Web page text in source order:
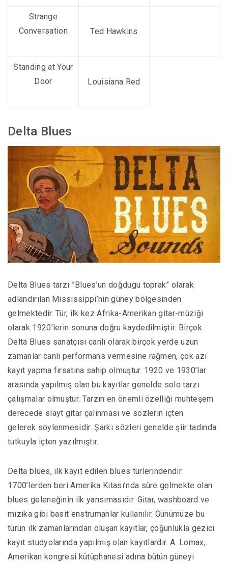
Strange
Conversation
Ted Hawkins
Standing at Your
Door
Louisiana Red
Delta Blues
Delta Blues tarzı ”Blues’un doğdugu toprak” olarak
adlandırılan Mississippi’nin güney bölgesinden
gelmektedir. Tür, ilk kez Afrika-Amerikan gitar-müziği
olarak 1920’lerin sonuna doğru kaydedilmiştir. Birçok
Delta Blues sanatçısı canlı olarak birçok yerde uzun
zamanlar canlı performans vermesine rağmen, çok azı
kayıt yapma fırsatına sahip olmuştur. 1920 ve 1930’lar
arasında yapılmış olan bu kayıtlar genelde solo tarzı
çalışmalar olmuştur. Tarzın en önemli özelliği muhteşem
derecede slayt gitar çalınması ve sözlerin içten
gelerek söylenmesidir. Şarkı sözleri genelde şiir tadında
tutkuyla içten yazılmıştır.
Delta blues, ilk kayıt edilen blues türlerindendir.
1700’lerden beri Amerika Kıtası’nda süre gelmekte olan
blues geleneğinin ilk yansımasıdır. Gitar, washboard ve
mızıka gibi basit enstrumanlar kullanılır. Günümüze bu
türün ilk zamanlarından oluşan kayıtlar, çoğunlukla gezici
kayıt studyolarında yapılmış olan kayıtlardır. A. Lomax,
Amerikan kongresi kütüphanesi adına bütün güneyi